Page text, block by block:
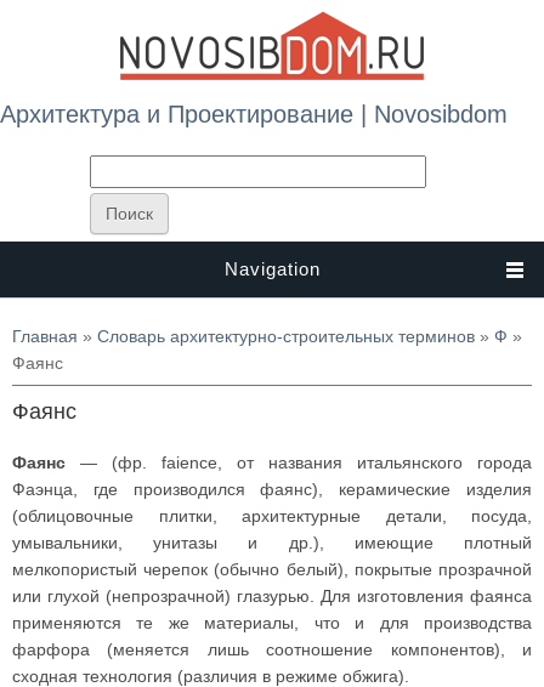
Архитектура и Проектирование | Novosibdom
Navigation
Вы здесь
Главная » Словарь архитектурно-строительных терминов » Ф »
Фаянс
Фаянс
Фаянс — (фр. faience, от названия итальянского города
Фаэнца, где производился фаянс), керамические изделия
(облицовочные плитки, архитектурные детали, посуда,
умывальники, унитазы и др.), имеющие плотный
мелкопористый черепок (обычно белый), покрытые прозрачной
или глухой (непрозрачной) глазурью. Для изготовления фаянса
применяются те же материалы, что и для производства
фарфора (меняется лишь соотношение компонентов), и
сходная технология (различия в режиме обжига).